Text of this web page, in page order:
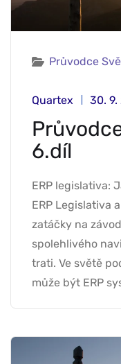
Průvodce
Quartex 30. 9.
6.díl
ERP legislativa:
ERP Legislativa
zatáčky na
spolehlivého
trati. Ve světě
může být ERP